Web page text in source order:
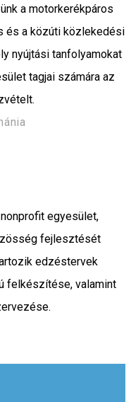
a motorkerékpáros
és a közúti közlekedési
nyújtási tanfolyamokat
tagjai számára az
egyesület,
fejlesztését
edzéstervek
felkészítése, valamint